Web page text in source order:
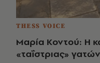
THESS VOICE
Μαρία Κοντού: Η
«ταΐστριας»